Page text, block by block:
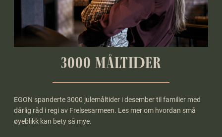
3000 MÅLTIDER
EGON spanderte 3000 julemåltider i desember til familier med
dårlig råd i regi av Frelsesarmeen. Les mer om hvordan små
øyeblikk kan bety så mye.